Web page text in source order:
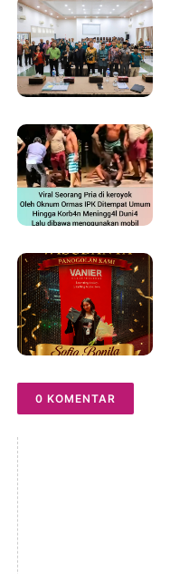
0 KOMENTAR